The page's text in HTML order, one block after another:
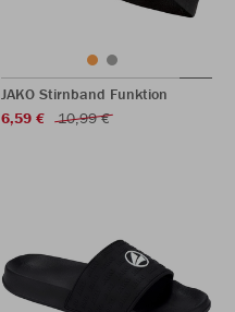
JAKO Stirnband Funktion
6,59 €
10,99 €